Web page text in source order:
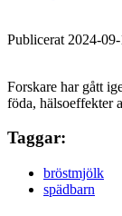
Publicerat 2024-
Forskare har gått
föda, hälsoeffekter
Taggar:
bröstmjölk
spädbarn